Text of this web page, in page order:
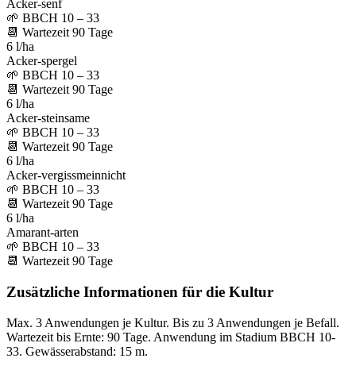
Acker-senf
🌱 BBCH 10 – 33
📆 Wartezeit 90 Tage
6 l/ha
Acker-spergel
🌱 BBCH 10 – 33
📆 Wartezeit 90 Tage
6 l/ha
Acker-steinsame
🌱 BBCH 10 – 33
📆 Wartezeit 90 Tage
6 l/ha
Acker-vergissmeinnicht
🌱 BBCH 10 – 33
📆 Wartezeit 90 Tage
6 l/ha
Amarant-arten
🌱 BBCH 10 – 33
📆 Wartezeit 90 Tage
Zusätzliche Informationen für die Kultur
Max. 3 Anwendungen je Kultur. Bis zu 3 Anwendungen je Befall.
Wartezeit bis Ernte: 90 Tage. Anwendung im Stadium BBCH 10-
33. Gewässerabstand: 15 m.